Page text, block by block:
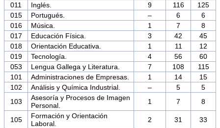
011
Inglés. 9 116
125
015
Portugués. – 6
6
016
Música. 1 7
8
017
Educación Física. 3 42
45
018
Orientación Educativa. 1 11
12
019
Tecnología. 4 56
60
053
Lengua Gallega y Literatura. 7 108
115
101
Administraciones de Empresas. 1 14
15
102
Análisis y Química Industrial. – 5
5
103
Asesoría y Procesos de Imagen
Personal.
1 7 8
105
Formación y Orientación
Laboral.
2 31
33